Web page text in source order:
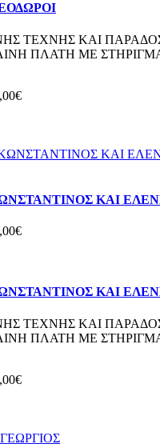
ΤΕΧΝΗΣ ΚΑΙ
ΠΛΑΤΗ ΜΕ
ΚΑΙ
ΚΑΙ
ΤΕΧΝΗΣ ΚΑΙ
ΠΛΑΤΗ ΜΕ